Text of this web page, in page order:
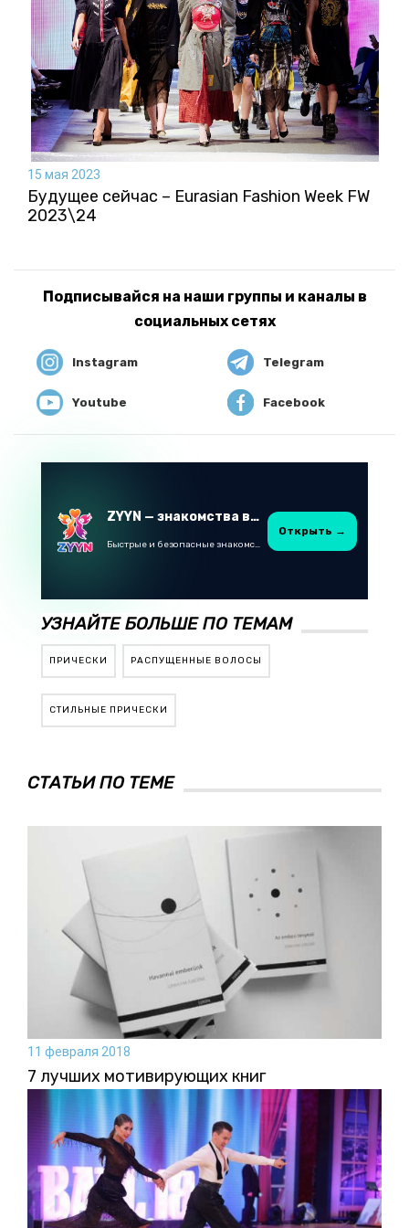
15 мая 2023
Будущее сейчас – Eurasian Fashion Week FW
2023\24
Подписывайся на наши группы и каналы в
социальных сетях
Instagram Telegram
Youtube Facebook
ZYYN — знакомства в Казахстане
Быстрые и безопасные знакомства в Telegram
Открыть →
УЗНАЙТЕ БОЛЬШЕ ПО ТЕМАМ
ПРИЧЕСКИ РАСПУЩЕННЫЕ ВОЛОСЫ
СТИЛЬНЫЕ ПРИЧЕСКИ
СТАТЬИ ПО ТЕМЕ
11 февраля 2018
7 лучших мотивирующих книг